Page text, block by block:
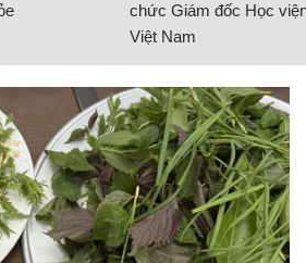
chức Giám đốc Học
Việt Nam